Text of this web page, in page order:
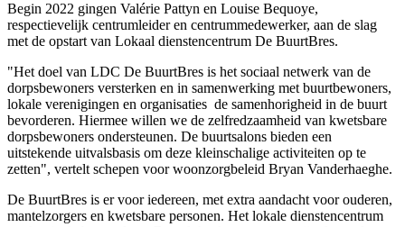
Begin 2022 gingen Valérie Pattyn en Louise Bequoye,
respectievelijk centrumleider en centrummedewerker, aan de slag
met de opstart van Lokaal dienstencentrum De BuurtBres.
"Het doel van LDC De BuurtBres is het sociaal netwerk van de
dorpsbewoners versterken en in samenwerking met buurtbewoners,
lokale verenigingen en organisaties de samenhorigheid in de buurt
bevorderen. Hiermee willen we de zelfredzaamheid van kwetsbare
dorpsbewoners ondersteunen. De buurtsalons bieden een
uitstekende uitvalsbasis om deze kleinschalige activiteiten op te
zetten", vertelt schepen voor woonzorgbeleid Bryan Vanderhaeghe.
De BuurtBres is er voor iedereen, met extra aandacht voor ouderen,
mantelzorgers en kwetsbare personen. Het lokale dienstencentrum